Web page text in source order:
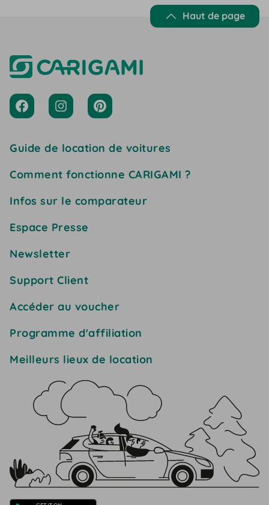
Haut de page
Guide de location de voitures
Comment fonctionne CARIGAMI ?
Infos sur le comparateur
Espace Presse
Newsletter
Support Client
Accéder au voucher
Programme d'affiliation
Meilleurs lieux de location